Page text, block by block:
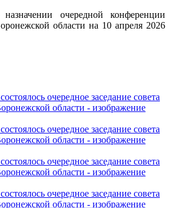
очередной конференции
области на 10 апреля 2026